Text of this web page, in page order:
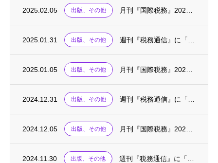
2025.02.05 出版、その他
2025.01.31 出版、その他
2025.01.05 出版、その他
2024.12.31 出版、その他
2024.12.05 出版、その他
2024.11.30 出版、その他